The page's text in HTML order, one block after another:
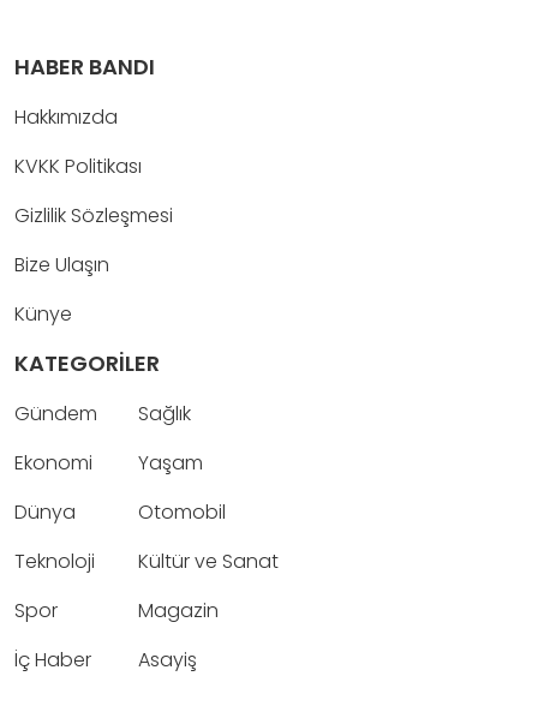
HABER BANDI
Hakkımızda
KVKK Politikası
Gizlilik Sözleşmesi
Bize Ulaşın
Künye
KATEGORİLER
Gündem
Ekonomi
Dünya
Teknoloji
Spor
İç Haber
Sağlık
Yaşam
Otomobil
Kültür ve Sanat
Magazin
Asayiş